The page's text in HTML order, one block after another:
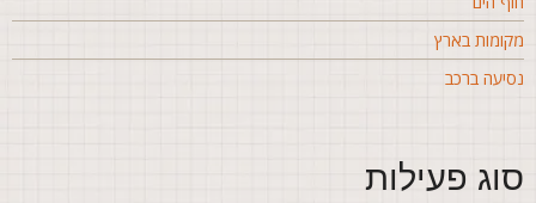
בארץ
ברכב
פעילות